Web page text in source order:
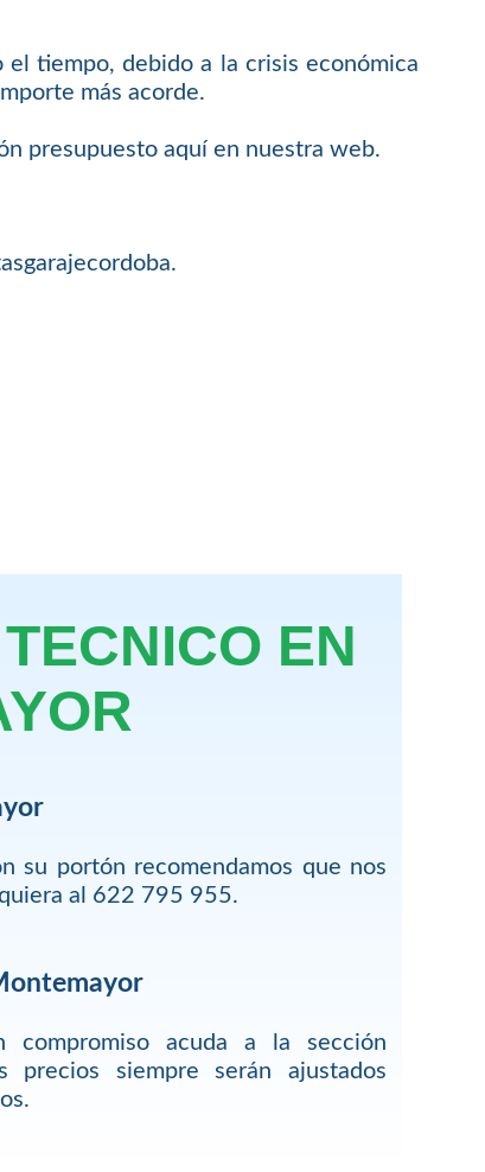
tiempo, debido a la crisis económica
más acorde.
presupuesto aquí en nuestra web.
EN
su portón recomendamos que nos
al 622 795 955.
acuda a la sección
precios siempre serán ajustados